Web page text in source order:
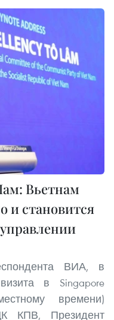
Вьетнам
и становится
ВИА, в
в Singapore
времени)
КПВ, Президент